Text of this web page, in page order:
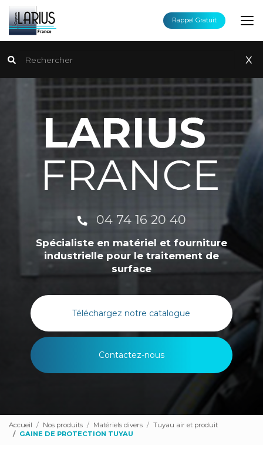
Aller
au
contenu
principal
Rechercher
x
Rappel Gratuit
04 74 16 20 40
Spécialiste en matériel et fourniture
industrielle pour le traitement de
surface
Téléchargez notre catalogue
Contactez-nous
Accueil Nos produits Matériels divers
Tuyau air et produit
GAINE DE PROTECTION TUYAU